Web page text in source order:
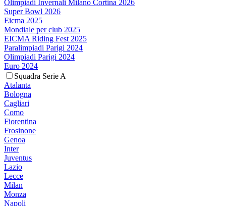
Olimpiadi Invernali Milano Cortina 2026
Super Bowl 2026
Eicma 2025
Mondiale per club 2025
EICMA Riding Fest 2025
Paralimpiadi Parigi 2024
Olimpiadi Parigi 2024
Euro 2024
Squadra Serie A
Atalanta
Bologna
Cagliari
Como
Fiorentina
Frosinone
Genoa
Inter
Juventus
Lazio
Lecce
Milan
Monza
Napoli